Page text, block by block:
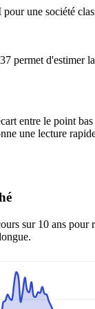
une société
permet d'estimer
entre le point
une lecture
sur 10 ans pour